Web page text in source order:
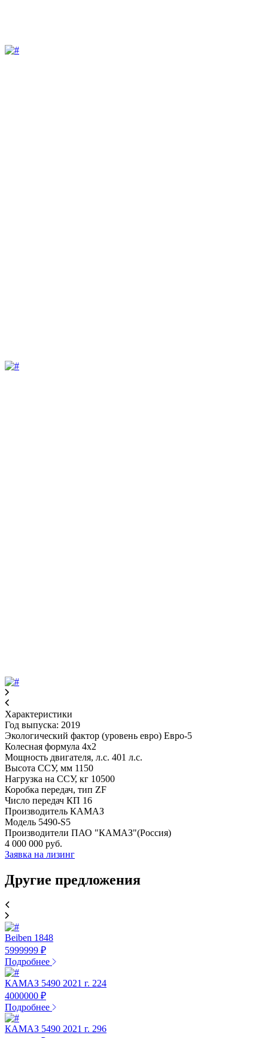
Характеристики
Год выпуска: 2019
Экологический фактор (уровень евро) Евро-5
Колесная формула 4x2
Мощность двигателя, л.с. 401 л.с.
Высота ССУ, мм 1150
Нагрузка на ССУ, кг 10500
Коробка передач, тип ZF
Число передач КП 16
Производитель КАМАЗ
Модель 5490-S5
Производители ПАО "КАМАЗ"(Россия)
4 000 000 руб.
Заявка на лизинг
Другие предложения
Beiben 1848
5999999 ₽
Подробнее
КАМАЗ 5490 2021 г. 224
4000000 ₽
Подробнее
КАМАЗ 5490 2021 г. 296